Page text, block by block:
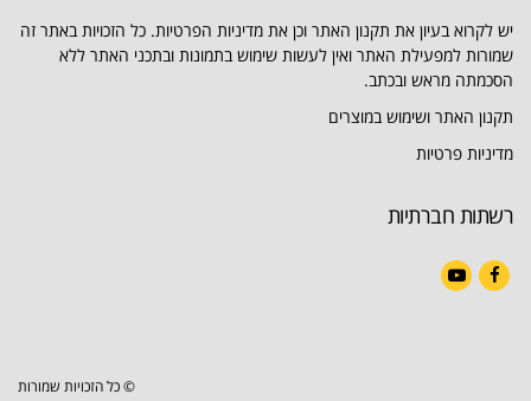
יש לקרוא בעיון את תקנון האתר וכן את מדיניות הפרטיות. כל הזכויות באתר זה
שמורות למפעילת האתר ואין לעשות שימוש בתמונות ובתכני האתר ללא
הסכמתה מראש ובכתב.
תקנון האתר ושימוש במוצרים
מדיניות פרטיות
רשתות חברתיות
© כל הזכויות שמורות